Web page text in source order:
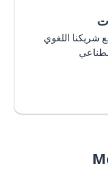
اللغوي